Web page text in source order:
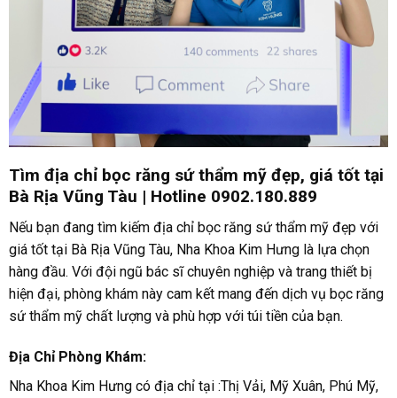
Tìm địa chỉ bọc răng sứ thẩm mỹ đẹp, giá tốt tại
Bà Rịa Vũng Tàu | Hotline 0902.180.889
Nếu bạn đang tìm kiếm địa chỉ bọc răng sứ thẩm mỹ đẹp với
giá tốt tại Bà Rịa Vũng Tàu, Nha Khoa Kim Hưng là lựa chọn
hàng đầu. Với đội ngũ bác sĩ chuyên nghiệp và trang thiết bị
hiện đại, phòng khám này cam kết mang đến dịch vụ bọc răng
sứ thẩm mỹ chất lượng và phù hợp với túi tiền của bạn.
Địa Chỉ Phòng Khám:
Nha Khoa Kim Hưng có địa chỉ tại :Thị Vải, Mỹ Xuân, Phú Mỹ,